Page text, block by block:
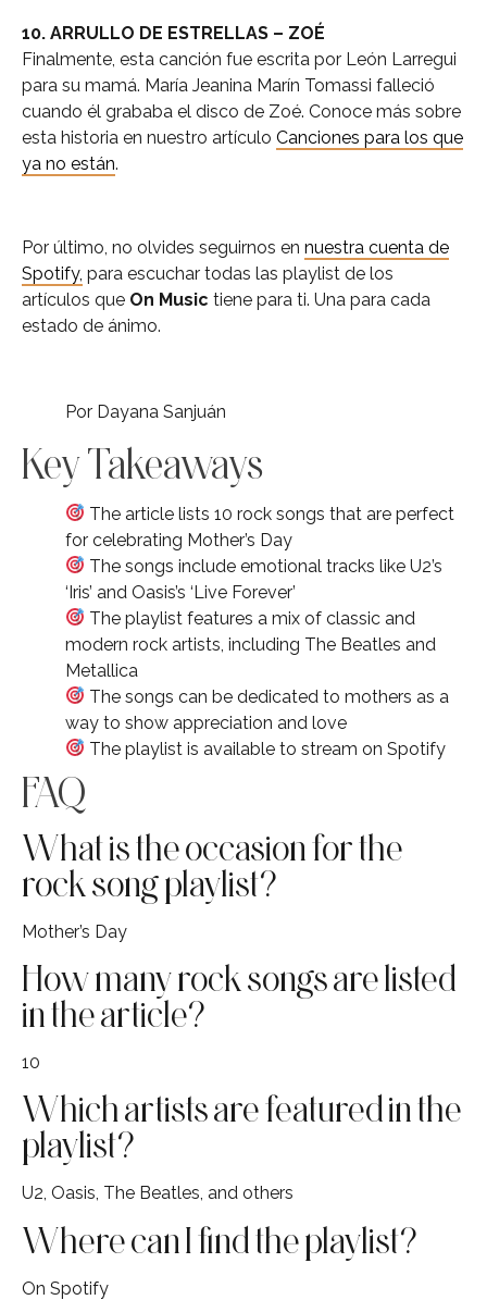
10. ARRULLO DE ESTRELLAS – ZOÉ
Finalmente, esta canción fue escrita por León Larregui
para su mamá. María Jeanina Marín Tomassi falleció
cuando él grababa el disco de Zoé. Conoce más sobre
esta historia en nuestro artículo Canciones para los que
ya no están.
Por último, no olvides seguirnos en nuestra cuenta de
Spotify, para escuchar todas las playlist de los
artículos que On Music tiene para ti. Una para cada
estado de ánimo.
Por Dayana Sanjuán
Key Takeaways
The article lists 10 rock songs that are perfect
for celebrating Mother’s Day
The songs include emotional tracks like U2’s
‘Iris’ and Oasis’s ‘Live Forever’
The playlist features a mix of classic and
modern rock artists, including The Beatles and
Metallica
The songs can be dedicated to mothers as a
way to show appreciation and love
The playlist is available to stream on Spotify
FAQ
What is the occasion for the
rock song playlist?
Mother’s Day
How many rock songs are listed
in the article?
10
Which artists are featured in the
playlist?
U2, Oasis, The Beatles, and others
Where can I find the playlist?
On Spotify